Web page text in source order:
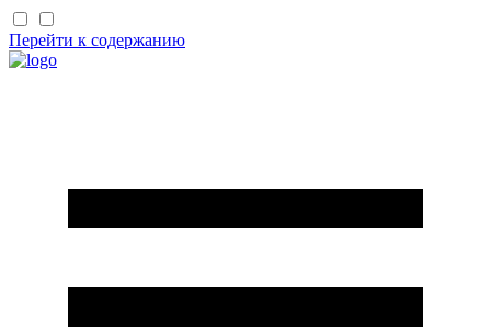
Перейти к содержанию